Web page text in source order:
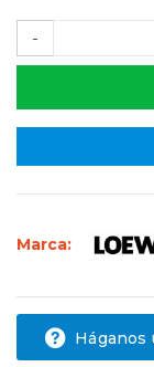
-
Marca:
Háganos